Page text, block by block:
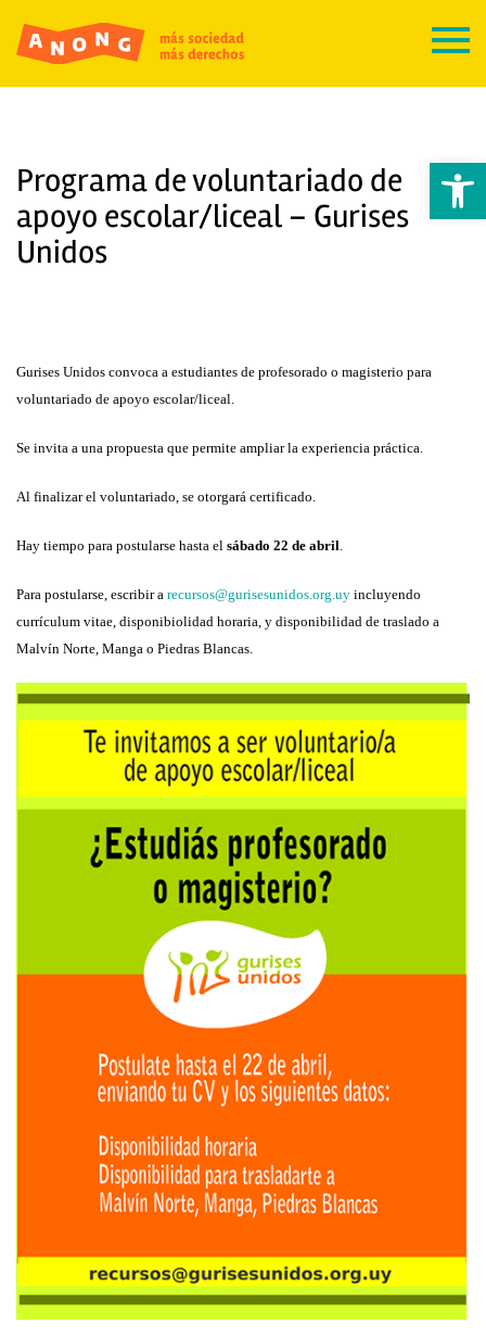
Abrir
Programa de voluntariado de
apoyo escolar/liceal – Gurises
Unidos
Gurises Unidos convoca a estudiantes de profesorado o magisterio para
voluntariado de apoyo escolar/liceal.
Se invita a una propuesta que permite ampliar la experiencia práctica.
Al finalizar el voluntariado, se otorgará certificado.
Hay tiempo para postularse hasta el sábado 22 de abril.
Para postularse, escribir a recursos@gurisesunidos.org.uy incluyendo
currículum vitae, disponibiolidad horaria, y disponibilidad de traslado a
Malvín Norte, Manga o Piedras Blancas.